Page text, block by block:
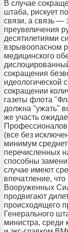
В случае
штаба, рискует
связи, а связь —
преувеличения
десятилетиями
взрывоопасном
медицинского
сокращения
идеологической
сокращении
газеты флота
должна "ужать"
же участь
(все без
минимум
перечисленных
способны
случае имеют
впечатление,
Вооруженных
продвигают
происходящего
Генерального
министра, среди